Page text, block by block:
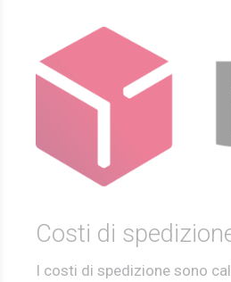
Costi di
I costi di spedizione sono